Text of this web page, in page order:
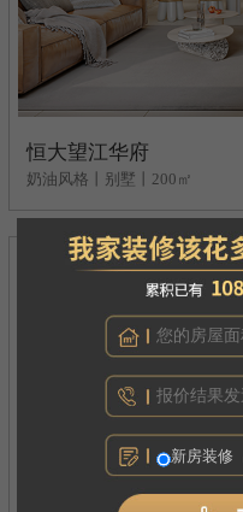
恒大望江华府
奶油风格丨别墅丨200㎡
新房装修